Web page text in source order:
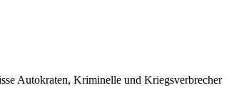
Autokraten, Kriminelle und Kriegsverbrecher